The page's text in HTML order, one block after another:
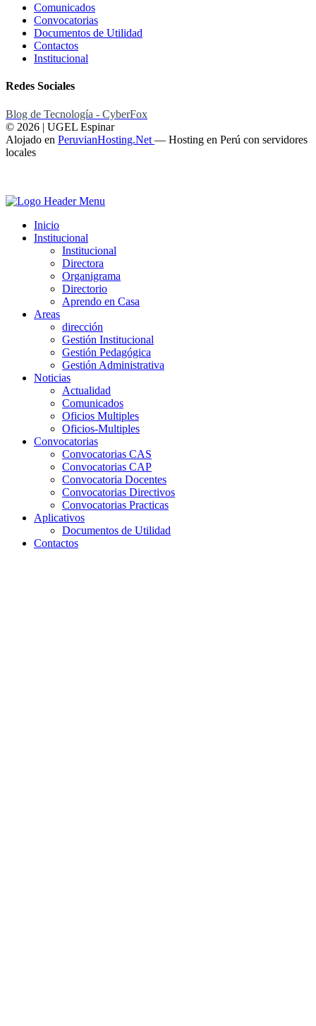
Comunicados
Convocatorias
Documentos de Utilidad
Contactos
Institucional
Redes Sociales
Blog de Tecnología - CyberFox
© 2026 | UGEL Espinar
Alojado en PeruvianHosting.Net — Hosting en Perú con servidores
locales
Inicio
Institucional
Institucional
Directora
Organigrama
Directorio
Aprendo en Casa
Areas
dirección
Gestión Institucional
Gestión Pedagógica
Gestión Administrativa
Noticias
Actualidad
Comunicados
Oficios Multiples
Oficios-Multiples
Convocatorias
Convocatorias CAS
Convocatorias CAP
Convocatoria Docentes
Convocatorias Directivos
Convocatorias Practicas
Aplicativos
Documentos de Utilidad
Contactos